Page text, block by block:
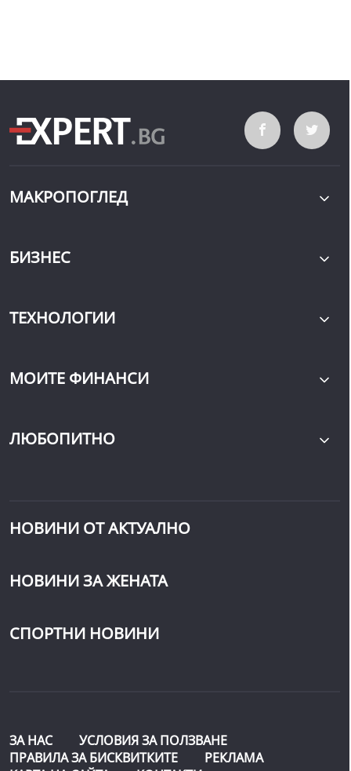
МАКРОПОГЛЕД
БИЗНЕС
ТЕХНОЛОГИИ
МОИТЕ ФИНАНСИ
ЛЮБОПИТНО
НОВИНИ ОТ АКТУАЛНО
НОВИНИ ЗА ЖЕНАТА
СПОРТНИ НОВИНИ
ЗА НАС
УСЛОВИЯ ЗА ПОЛЗВАНЕ
ПРАВИЛА ЗА БИСКВИТКИТЕ
РЕКЛАМА